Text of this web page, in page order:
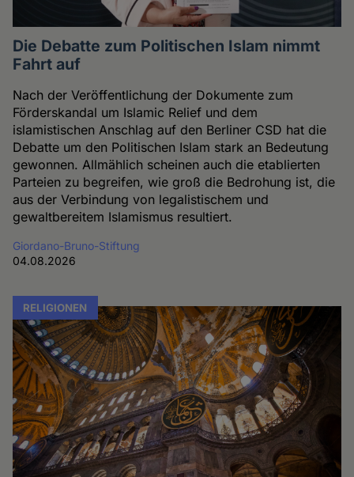
Die Debatte zum Politischen Islam nimmt
Fahrt auf
Nach der Veröffentlichung der Dokumente zum
Förderskandal um Islamic Relief und dem
islamistischen Anschlag auf den Berliner CSD hat die
Debatte um den Politischen Islam stark an Bedeutung
gewonnen. Allmählich scheinen auch die etablierten
Parteien zu begreifen, wie groß die Bedrohung ist, die
aus der Verbindung von legalistischem und
gewaltbereitem Islamismus resultiert.
Giordano-Bruno-Stiftung
04.08.2026
RELIGIONEN